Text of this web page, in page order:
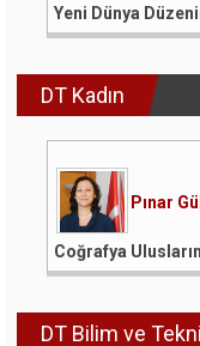
Yeni Dünya
DT Kadın
Pınar Gül
Coğrafya
DT Bilim ve